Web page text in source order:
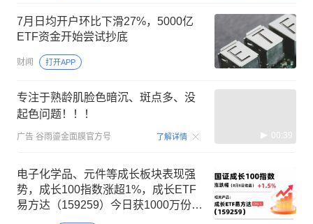
7月日均开户环比下滑27%，5000亿
ETF资金开始尝试抄底
财闻 打开APP
专注于熟龄肌脸色暗沉、斑点多、没
起色问题！！！
广告 谷雨鎏金面膜官方号 了解详情 00:39
电子化学品、元件等成长板块表现强
势，成长100指数涨超1%，成长ETF
易方达（159259）今日获1000万份净